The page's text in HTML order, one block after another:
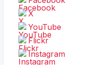
X
YouTube
Flickr
Instagram